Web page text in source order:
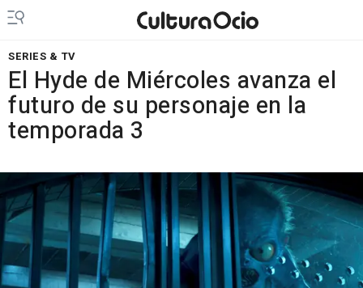
SERIES & TV
El Hyde de Miércoles avanza el
futuro de su personaje en la
temporada 3